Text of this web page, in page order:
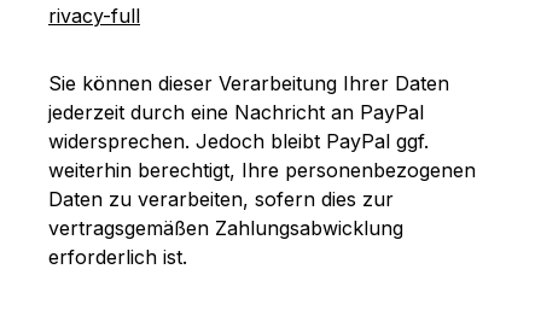
rivacy-full
Sie können dieser Verarbeitung Ihrer Daten
jederzeit durch eine Nachricht an PayPal
widersprechen. Jedoch bleibt PayPal ggf.
weiterhin berechtigt, Ihre personenbezogenen
Daten zu verarbeiten, sofern dies zur
vertragsgemäßen Zahlungsabwicklung
erforderlich ist.